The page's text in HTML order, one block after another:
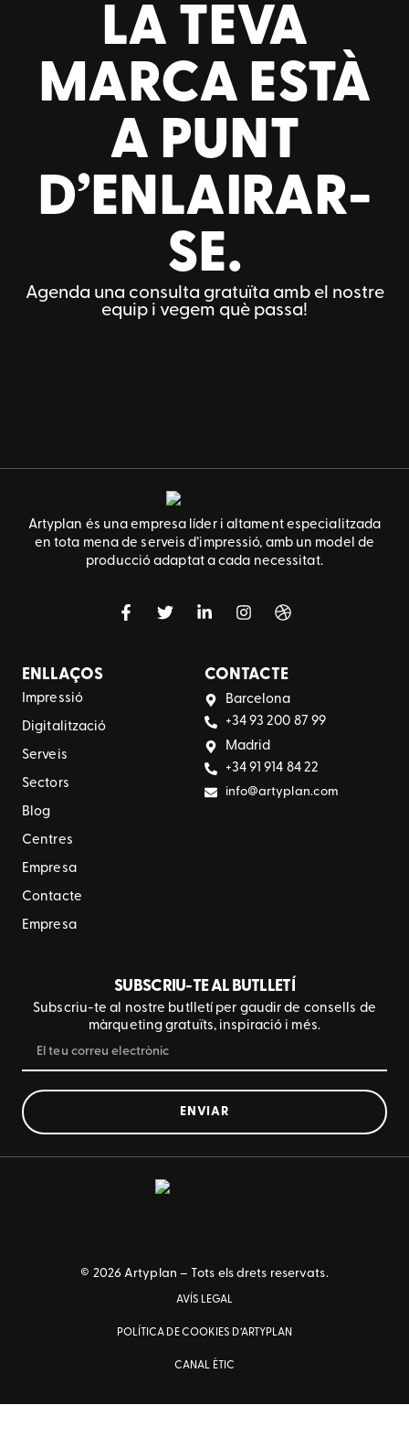
LA TEVA
MARCA ESTÀ
A PUNT
D’ENLAIRAR-
SE.
Agenda una consulta gratuïta amb el nostre
equip i vegem què passa!
Artyplan és una empresa líder i altament especialitzada
en tota mena de serveis d’impressió, amb un model de
producció adaptat a cada necessitat.
ENLLAÇOS
Impressió
Digitalització
Serveis
Sectors
Blog
Centres
Empresa
Contacte
Empresa
CONTACTE
Barcelona
+34 93 200 87 99
Madrid
+34 91 914 84 22
info@artyplan.com
SUBSCRIU-TE AL BUTLLETÍ
Subscriu-te al nostre butlletí per gaudir de consells de
màrqueting gratuïts, inspiració i més.
ENVIAR
© 2026 Artyplan – Tots els drets reservats.
AVÍS LEGAL
POLÍTICA DE COOKIES D’ARTYPLAN
CANAL ÈTIC